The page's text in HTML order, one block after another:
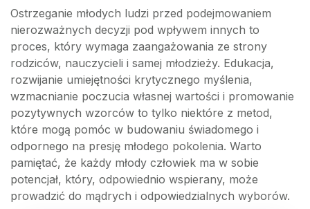
Ostrzeganie młodych ludzi przed podejmowaniem
nierozważnych decyzji pod wpływem innych to
proces, który wymaga zaangażowania ze strony
rodziców, nauczycieli i samej młodzieży. Edukacja,
rozwijanie umiejętności krytycznego myślenia,
wzmacnianie poczucia własnej wartości i promowanie
pozytywnych wzorców to tylko niektóre z metod,
które mogą pomóc w budowaniu świadomego i
odpornego na presję młodego pokolenia. Warto
pamiętać, że każdy młody człowiek ma w sobie
potencjał, który, odpowiednio wspierany, może
prowadzić do mądrych i odpowiedzialnych wyborów.